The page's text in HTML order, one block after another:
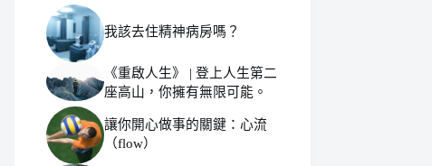
我該去住精神病房嗎？
《重啟人生》 | 登上人生第二
座高山，你擁有無限可能。
讓你開心做事的關鍵：心流
（flow）